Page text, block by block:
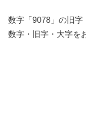
数字「9078」の旧字
数字・旧字・大字を